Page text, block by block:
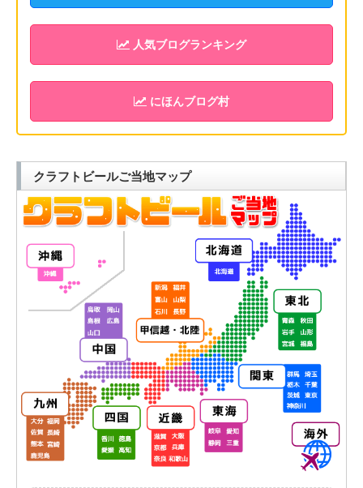
人気ブログランキング
にほんブログ村
クラフトビールご当地マップ